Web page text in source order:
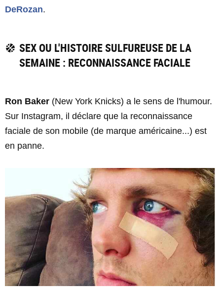
DeRozan.
SEX OU L'HISTOIRE SULFUREUSE DE LA
SEMAINE : RECONNAISSANCE FACIALE
Ron Baker (New York Knicks) a le sens de l'humour.
Sur Instagram, il déclare que la reconnaissance
faciale de son mobile (de marque américaine...) est
en panne.